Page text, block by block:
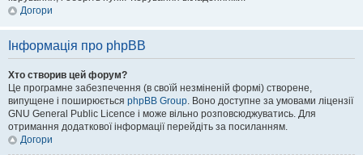
Догори
Інформація про phpBB
Хто створив цей форум?
Це програмне забезпечення (в своїй незміненій формі) створене,
випущене і поширюється phpBB Group. Воно доступне за умовами ліцензії
GNU General Public Licence і може вільно розповсюджуватись. Для
отримання додаткової інформації перейдіть за посиланням.
Догори